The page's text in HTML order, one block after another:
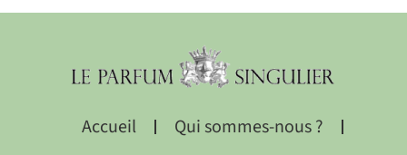
Accueil
Qui sommes-nous ?